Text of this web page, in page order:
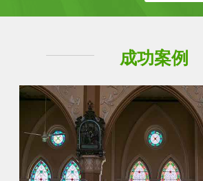
成功案例